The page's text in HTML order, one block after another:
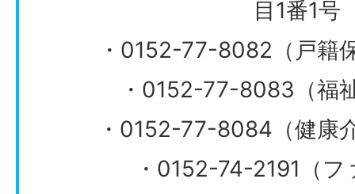
目1番1号
・0152-77-8082（戸籍
・0152-77-8083（福
・0152-77-8084（健康
・0152-74-2191（